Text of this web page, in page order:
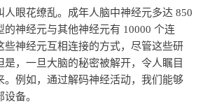
人眼花缭乱。成年人脑中神经元多达 850
神经元与其他神经元有 10000 个连
些神经元互相连接的方式，尽管这些研
是，一旦大脑的秘密被解开，令人瞩目
。例如，通过解码神经活动，我们能够
备。